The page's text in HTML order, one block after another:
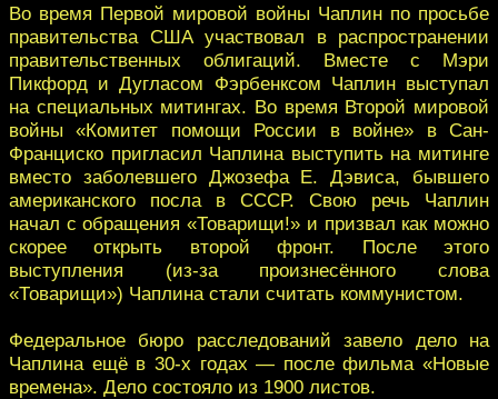
Во время Первой мировой войны Чаплин по просьбе
правительства США участвовал в распространении
правительственных облигаций. Вместе с Мэри
Пикфорд и Дугласом Фэрбенксом Чаплин выступал
на специальных митингах. Во время Второй мировой
войны «Комитет помощи России в войне» в Сан-
Франциско пригласил Чаплина выступить на митинге
вместо заболевшего Джозефа Е. Дэвиса, бывшего
американского посла в СССР. Свою речь Чаплин
начал с обращения «Товарищи!» и призвал как можно
скорее открыть второй фронт. После этого
выступления (из-за произнесённого слова
«Товарищи») Чаплина стали считать коммунистом.
Федеральное бюро расследований завело дело на
Чаплина ещё в 30-х годах — после фильма «Новые
времена». Дело состояло из 1900 листов.